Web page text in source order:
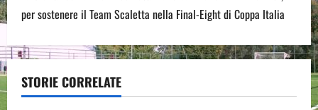
n
a
v
per sostenere il Team Scaletta nella Final-Eight di Coppa Italia
STORIE CORRELATE